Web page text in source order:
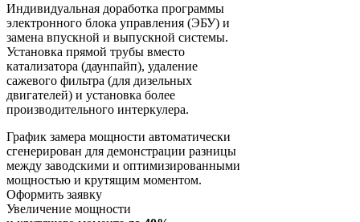
Индивидуальная доработка программы
электронного блока управления (ЭБУ) и
замена впускной и выпускной системы.
Установка прямой трубы вместо
катализатора (даунпайп), удаление
сажевого фильтра (для дизельных
двигателей) и установка более
производительного интеркулера.
График замера мощности автоматически
сгенерирован для демонстрации разницы
между заводскими и оптимизированными
мощностью и крутящим моментом.
Оформить заявку
Увеличение мощности